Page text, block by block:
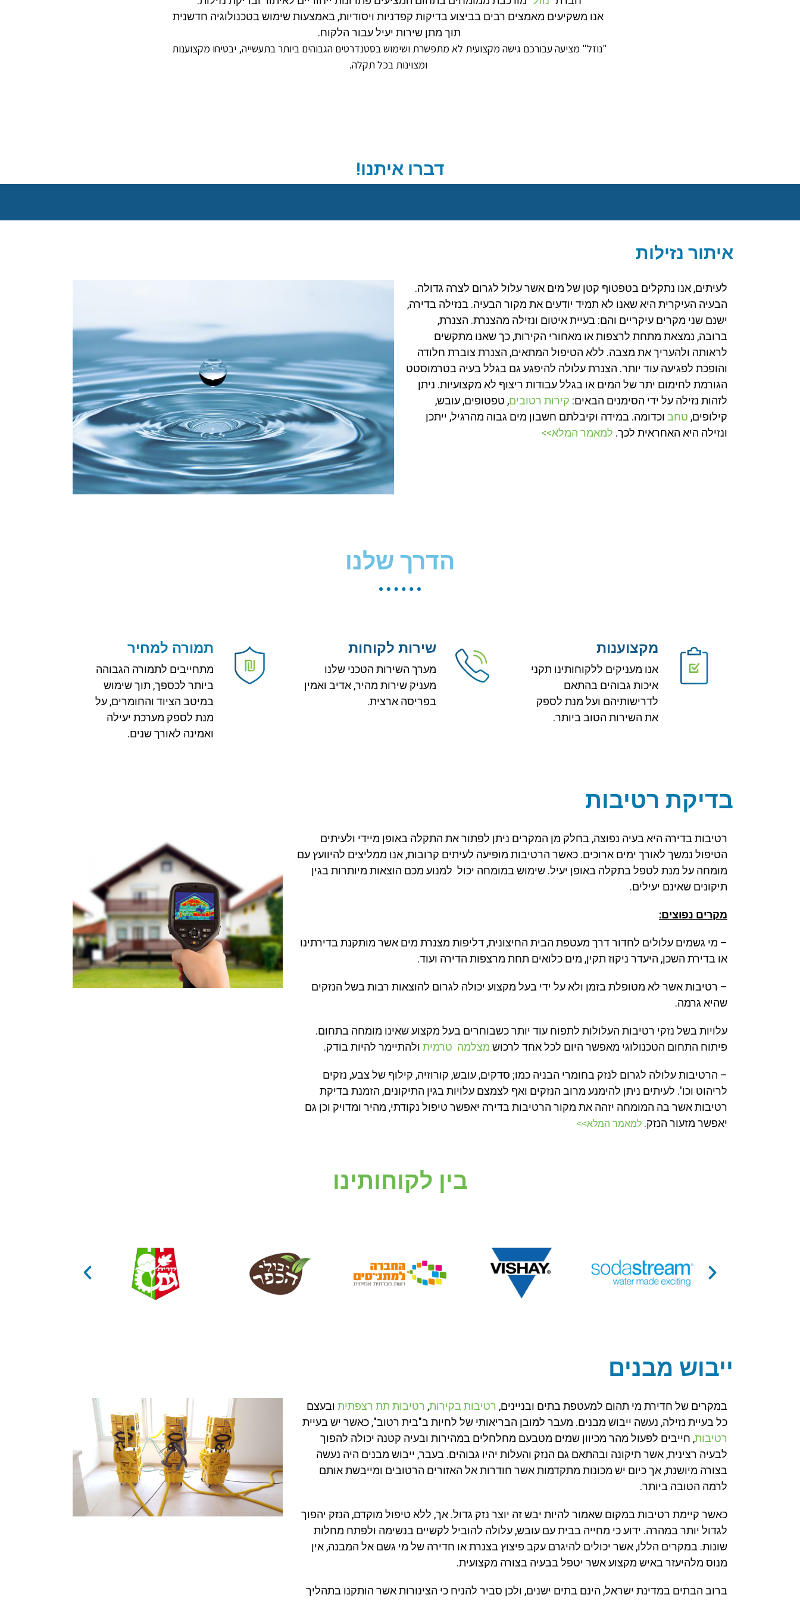
אנו משקיעים מאמצים רבים בביצוע בדיקות קפדניות ויסודיות, באמצעות שימוש בטכנולוגיה חדשנית
תוך מתן שירות יעיל עבור הלקוח.
ומצוינות בכל תקלה.
דברו איתנו!
איתור נזילות
לעיתים, אנו נתקלים בטפטוף קטן של מים אשר עלול לגרום לצרה גדולה.
הבעיה העיקרית היא שאנו לא תמיד יודעים את מקור הבעיה. בנזילה בדירה,
ישנם שני מקרים עיקריים והם: בעיית איטום ונזילה מהצנרת. הצנרת,
ברובה, נמצאת מתחת לרצפות או מאחורי הקירות, כך שאנו מתקשים
לראותה ולהעריך את מצבה. ללא הטיפול המתאים, הצנרת צוברת חלודה
והופכת לפגיעה עוד יותר. הצנרת עלולה להיפגע גם בגלל בעיה בטרמוסטט
הגורמת לחימום יתר של המים או בגלל עבודות ריצוף לא מקצועיות. ניתן
לזהות נזילה על ידי הסימנים הבאים: קירות רטובים, טפטופים, עובש,
קילופים, טחב וכדומה. במידה וקיבלתם חשבון מים גבוה מהרגיל, ייתכן
ונזילה היא האחראית לכך. למאמר המלא>>
הדרך שלנו
מקצוענות
אנו מעניקים ללקוחותינו תקני
איכות גבוהים בהתאם
לדרישותיהם ועל מנת לספק
את השירות הטוב ביותר.
שירות לקוחות
מערך השירות הטכני שלנו
מעניק שירות מהיר, אדיב ואמין
בפריסה ארצית.
תמורה למחיר
מתחייבים לתמורה הגבוהה
ביותר לכספך, תוך שימוש
במיטב הציוד והחומרים, על
מנת לספק מערכת יעילה
ואמינה לאורך שנים.
בדיקת רטיבות
רטיבות בדירה היא בעיה נפוצה, בחלק מן המקרים ניתן לפתור את התקלה באופן מיידי ולעיתים
הטיפול נמשך לאורך ימים ארוכים. כאשר הרטיבות מופיעה לעיתים קרובות, אנו ממליצים להיוועץ עם
מומחה על מנת לטפל בתקלה באופן יעיל. שימוש במומחה יכול למנוע מכם הוצאות מיותרות בגין
תיקונים שאינם יעילים.
מקרים נפוצים:
– מי גשמים עלולים לחדור דרך מעטפת הבית החיצונית, דליפות מצנרת מים אשר מותקנת בדירתינו
או בדירת השכן, היעדר ניקוז תקין, מים כלואים תחת מרצפות הדירה ועוד.
– רטיבות אשר לא מטופלת בזמן ולא על ידי בעל מקצוע יכולה לגרום להוצאות רבות בשל הנזקים
שהיא גרמה.
עלויות בשל נזקי רטיבות העלולות לתפוח עוד יותר כשבוחרים בעל מקצוע שאינו מומחה בתחום.
פיתוח התחום הטכנולוגי מאפשר היום לכל אחד לרכוש מצלמה טרמית ולהתיימר להיות בודק.
– הרטיבות עלולה לגרום לנזק בחומרי הבניה כמו; סדקים, עובש, קורוזיה, קילוף של צבע, נזקים
לריהוט וכו'. לעיתים ניתן להימנע מרוב הנזקים ואף לצמצם עלויות בגין התיקונים, הזמנת בדיקת
רטיבות אשר בה המומחה יזהה את מקור הרטיבות בדירה יאפשר טיפול נקודתי, מהיר ומדויק וכן גם
יאפשר מזעור הנזק. למאמר המלא>>
בין לקוחותינו
ייבוש מבנים
במקרים של חדירת מי תהום למעטפת בתים ובניינים, רטיבות בקירות, רטיבות תת רצפתית ובעצם
כל בעיית נזילה, נעשה ייבוש מבנים. מעבר למובן הבריאותי של לחיות ב"בית רטוב", כאשר יש בעיית
רטיבות, חייבים לפעול מהר מכיוון שמים מטבעם מחלחלים במהירות ובעיה קטנה יכולה להפוך
לבעיה רצינית, אשר תיקונה ובהתאם גם הנזק והעלות יהיו גבוהים. בעבר, ייבוש מבנים היה נעשה
בצורה מיושנת, אך כיום יש מכונות מתקדמות אשר חודרות אל האזורים הרטובים ומייבשת אותם
לרמה הטובה ביותר.
כאשר קיימת רטיבות במקום שאמור להיות יבש זה יוצר נזק גדול. אך, ללא טיפול מוקדם, הנזק יהפוך
לגדול יותר במהרה. ידוע כי מחייה בבית עם עובש, עלולה להוביל לקשיים בנשימה ולפתח מחלות
שונות. במקרים הללו, אשר יכולים להיגרם עקב פיצוץ בצנרת או חדירה של מי גשם אל המבנה, אין
מנוס מלהיעזר באיש מקצוע אשר יטפל בבעיה בצורה מקצועית.
ברוב הבתים במדינת ישראל, הינם בתים ישנים, ולכן סביר להניח כי הצינורות אשר הותקנו בתהליך